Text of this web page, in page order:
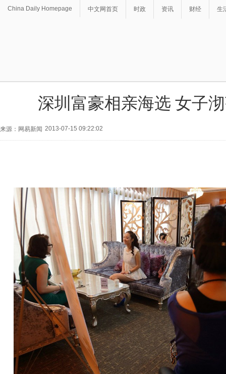
China Daily Homepage 中文网首页 时政 资讯 财经 生
深圳富豪相亲海选 女子
来源：网易新闻 2013-07-15 09:22:02